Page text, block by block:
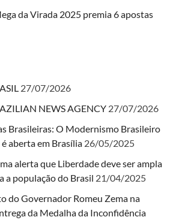
da Virada 2025 premia 6 apostas
27/07/2026
NEWS AGENCY 27/07/2026
Brasileiras: O Modernismo Brasileiro
aberta em Brasília 26/05/2025
alerta que Liberdade deve ser ampla
a população do Brasil 21/04/2025
do Governador Romeu Zema na
da Medalha da Inconfidência